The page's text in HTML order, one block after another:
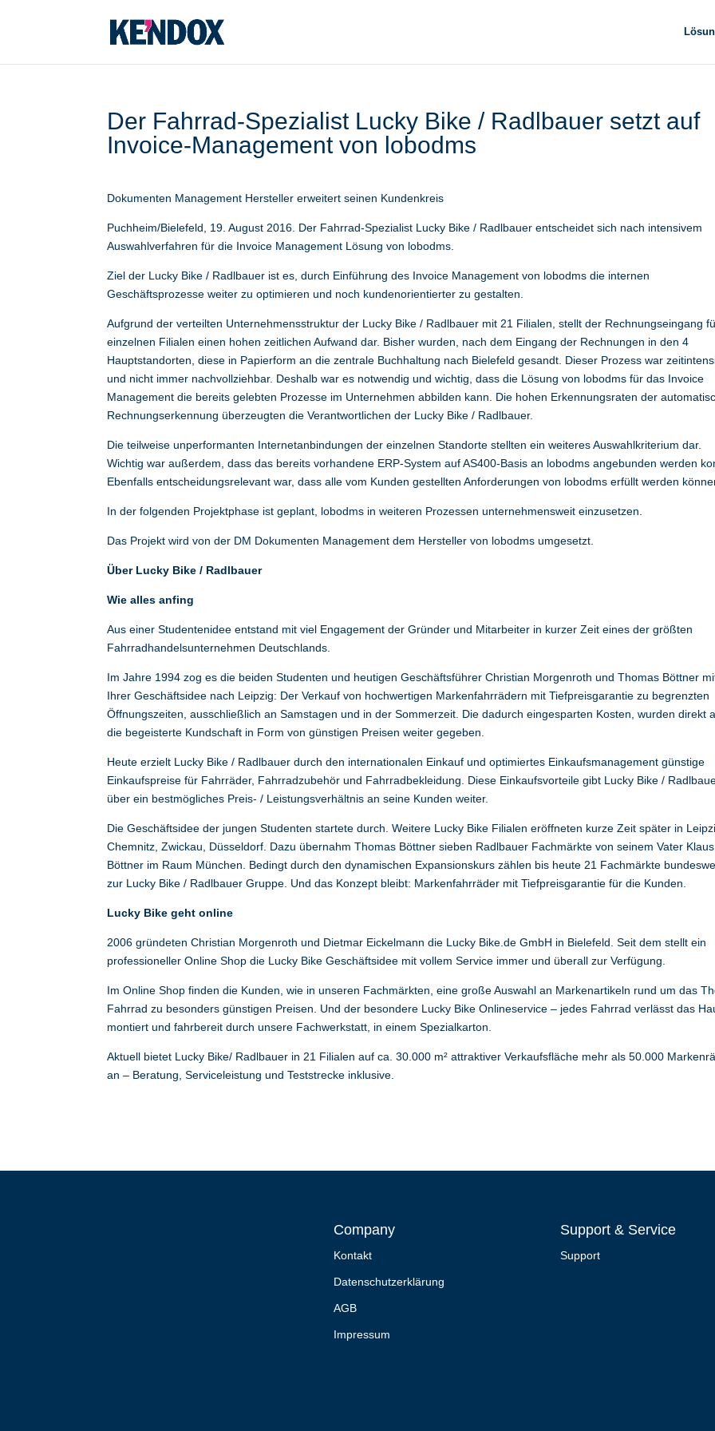
Der Fahrrad-Spezialist Lucky Bike / Radlbauer setzt auf
Invoice-Management von lobodms
Dokumenten Management Hersteller erweitert seinen Kundenkreis
Puchheim/Bielefeld, 19. August 2016. Der Fahrrad-Spezialist Lucky Bike / Radlbauer entscheidet sich nach intensivem
Auswahlverfahren für die Invoice Management Lösung von lobodms.
Ziel der Lucky Bike / Radlbauer ist es, durch Einführung des Invoice Management von lobodms die internen
Geschäftsprozesse weiter zu optimieren und noch kundenorientierter zu gestalten.
Aufgrund der verteilten Unternehmensstruktur der Lucky Bike / Radlbauer mit 21 Filialen, stellt der Rechnungseingang
einzelnen Filialen einen hohen zeitlichen Aufwand dar. Bisher wurden, nach dem Eingang der Rechnungen in den 4
Hauptstandorten, diese in Papierform an die zentrale Buchhaltung nach Bielefeld gesandt. Dieser Prozess war
und nicht immer nachvollziehbar. Deshalb war es notwendig und wichtig, dass die Lösung von lobodms für das Invoice
Management die bereits gelebten Prozesse im Unternehmen abbilden kann. Die hohen Erkennungsraten der
Rechnungserkennung überzeugten die Verantwortlichen der Lucky Bike / Radlbauer.
Die teilweise unperformanten Internetanbindungen der einzelnen Standorte stellten ein weiteres Auswahlkriterium dar.
Wichtig war außerdem, dass das bereits vorhandene ERP-System auf AS400-Basis an lobodms angebunden werden
Ebenfalls entscheidungsrelevant war, dass alle vom Kunden gestellten Anforderungen von lobodms erfüllt werden
In der folgenden Projektphase ist geplant, lobodms in weiteren Prozessen unternehmensweit einzusetzen.
Das Projekt wird von der DM Dokumenten Management dem Hersteller von lobodms umgesetzt.
Über Lucky Bike / Radlbauer
Wie alles anfing
Aus einer Studentenidee entstand mit viel Engagement der Gründer und Mitarbeiter in kurzer Zeit eines der größten
Fahrradhandelsunternehmen Deutschlands.
Im Jahre 1994 zog es die beiden Studenten und heutigen Geschäftsführer Christian Morgenroth und Thomas Böttner
Ihrer Geschäftsidee nach Leipzig: Der Verkauf von hochwertigen Markenfahrrädern mit Tiefpreisgarantie zu begrenzten
Öffnungszeiten, ausschließlich an Samstagen und in der Sommerzeit. Die dadurch eingesparten Kosten, wurden direkt
die begeisterte Kundschaft in Form von günstigen Preisen weiter gegeben.
Heute erzielt Lucky Bike / Radlbauer durch den internationalen Einkauf und optimiertes Einkaufsmanagement günstige
Einkaufspreise für Fahrräder, Fahrradzubehör und Fahrradbekleidung. Diese Einkaufsvorteile gibt Lucky Bike /
über ein bestmögliches Preis- / Leistungsverhältnis an seine Kunden weiter.
Die Geschäftsidee der jungen Studenten startete durch. Weitere Lucky Bike Filialen eröffneten kurze Zeit später in
Chemnitz, Zwickau, Düsseldorf. Dazu übernahm Thomas Böttner sieben Radlbauer Fachmärkte von seinem Vater Klaus
Böttner im Raum München. Bedingt durch den dynamischen Expansionskurs zählen bis heute 21 Fachmärkte
zur Lucky Bike / Radlbauer Gruppe. Und das Konzept bleibt: Markenfahrräder mit Tiefpreisgarantie für die Kunden.
Lucky Bike geht online
2006 gründeten Christian Morgenroth und Dietmar Eickelmann die Lucky Bike.de GmbH in Bielefeld. Seit dem stellt ein
professioneller Online Shop die Lucky Bike Geschäftsidee mit vollem Service immer und überall zur Verfügung.
Im Online Shop finden die Kunden, wie in unseren Fachmärkten, eine große Auswahl an Markenartikeln rund um das
Fahrrad zu besonders günstigen Preisen. Und der besondere Lucky Bike Onlineservice – jedes Fahrrad verlässt das
montiert und fahrbereit durch unsere Fachwerkstatt, in einem Spezialkarton.
Aktuell bietet Lucky Bike/ Radlbauer in 21 Filialen auf ca. 30.000 m² attraktiver Verkaufsfläche mehr als 50.000
an – Beratung, Serviceleistung und Teststrecke inklusive.
Company
Kontakt
Datenschutzerklärung
AGB
Impressum
Support & Service
Support